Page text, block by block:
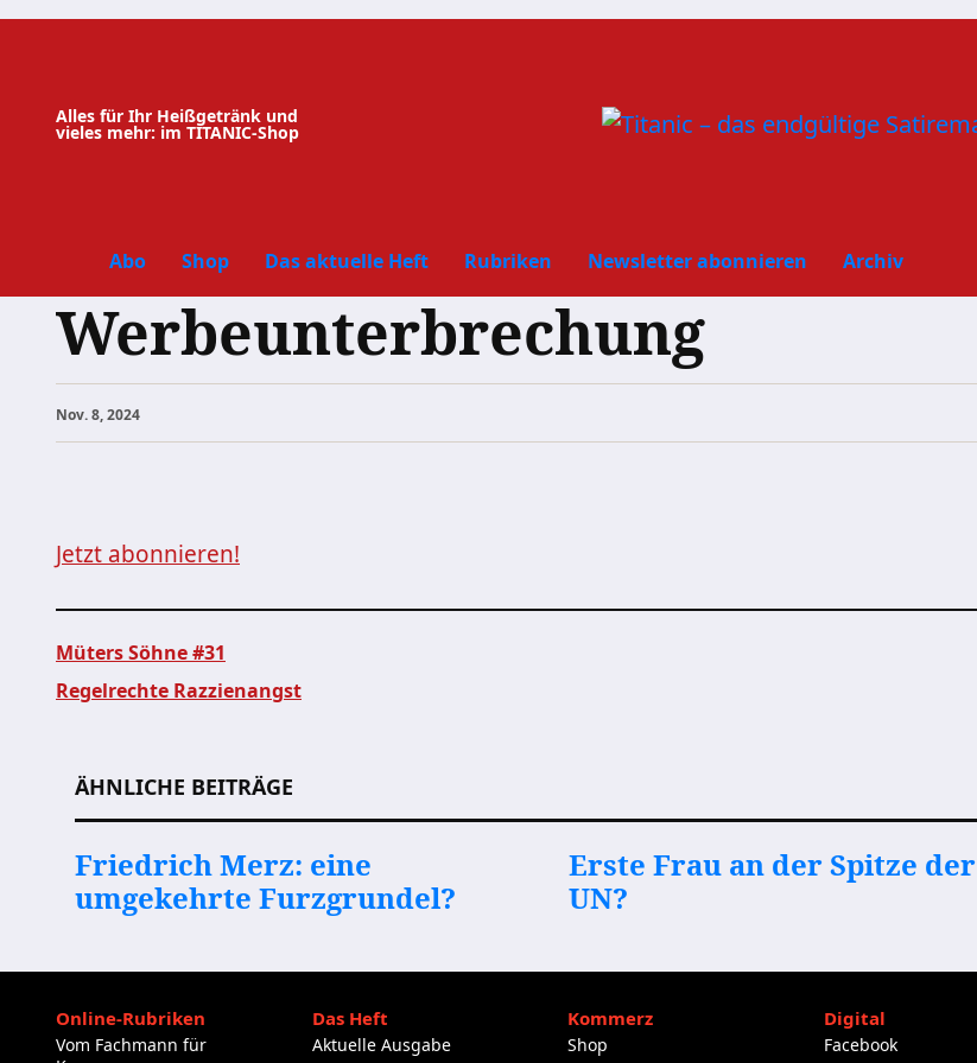
Zum
Alles für Ihr Heißgetränk und
vieles mehr: im TITANIC-Shop
Abo Shop Das aktuelle Heft Rubriken Newsletter abonnieren Archiv
Werbeunterbrechung
Nov. 8, 2024
Jetzt abonnieren!
Müters Söhne #31
Regelrechte Razzienangst
ÄHNLICHE BEITRÄGE
Friedrich Merz: eine
umgekehrte Furzgrundel?
Erste Frau an der Spitze der
UN?
Online-Rubriken
Vom Fachmann für
Das Heft
Aktuelle Ausgabe
Kommerz
Shop
Digital
Facebook